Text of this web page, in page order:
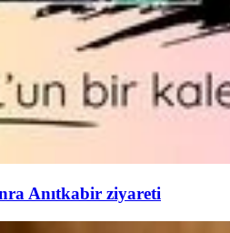
Anıtkabir ziyareti